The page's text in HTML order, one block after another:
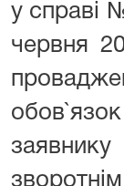
у справі
червня